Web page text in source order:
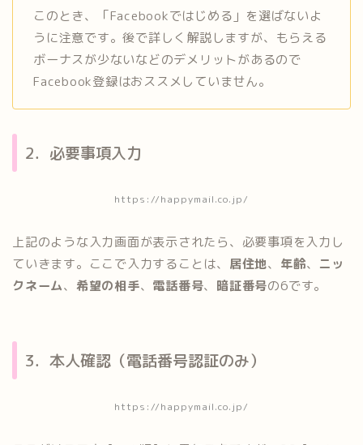
このとき、「Facebookではじめる」を選ばないよ
うに注意です。後で詳しく解説しますが、もらえる
ボーナスが少ないなどのデメリットがあるので
Facebook登録はおススメしていません。
2．必要事項入力
https://happymail.co.jp/
上記のような入力画面が表示されたら、必要事項を入力し
ていきます。ここで入力することは、 居住地、 年齢、 ニッ
クネーム、 希望の相手、 電話番号、 暗証番号の6です。
3．本人確認（電話番号認証のみ）
https://happymail.co.jp/